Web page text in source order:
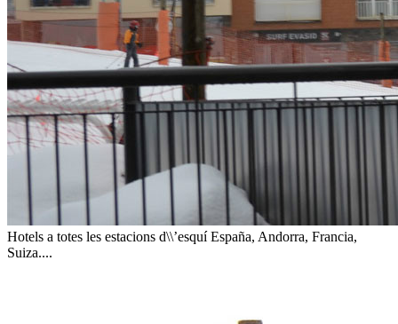
Hotels a totes les estacions d\\’esquí España, Andorra, Francia,
Suiza....